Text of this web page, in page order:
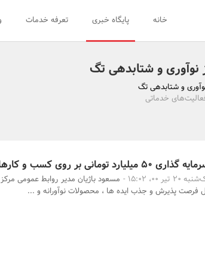
خانه پایگاه خبری تعرفه خدمات
نوآوری و شتابدهی تگ
و شتابدهی تگ
خدماتی
گذاری ۵۰ میلیارد تومانی بر روی کسب و کارها
20 تیر 00، 15:02 -
مسعود باژیان مدیر روابط عمومی
فرصت پذیرش و جذب ایده ها ، محصولات نوآورانه و ...